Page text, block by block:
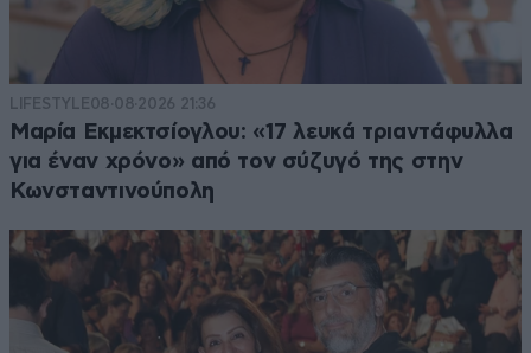
LIFESTYLE08·08·2026 21:36
Μαρία Εκμεκτσίογλου: «17 λευκά τριαντάφυλλα
για έναν χρόνο» από τον σύζυγό της στην
Κωνσταντινούπολη